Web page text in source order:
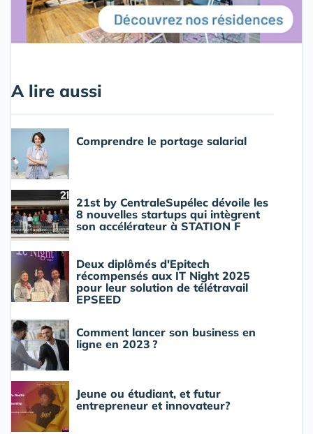
A lire aussi
Comprendre le portage salarial
21st by CentraleSupélec dévoile les
8 nouvelles startups qui intègrent
son accélérateur à STATION F
Deux diplômés d'Epitech
récompensés aux IT Night 2025
pour leur solution de télétravail
EPSEED
Comment lancer son business en
ligne en 2023 ?
Jeune ou étudiant, et futur
entrepreneur et innovateur?